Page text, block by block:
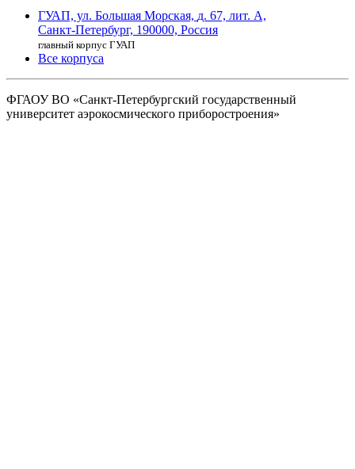
ГУАП, ул. Большая Морская, д. 67, лит. А,
Санкт-Петербург, 190000, Россия
главный корпус ГУАП
Все корпуса
ФГАОУ ВО «Санкт-Петербургский государственный
университет аэрокосмического приборостроения»